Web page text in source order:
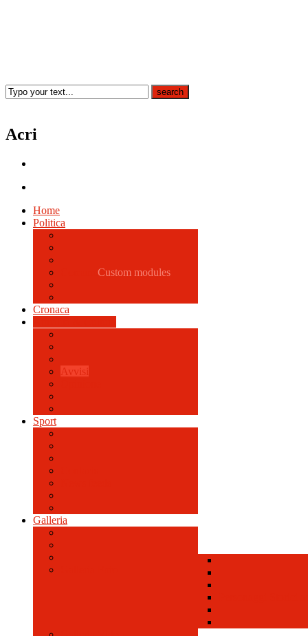
Acri
Home
Politica
Custom modules
Cronaca
Avvisi
Sport
Galleria